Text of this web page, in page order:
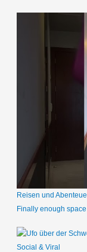
Reisen und
Finally enough
Social & Viral